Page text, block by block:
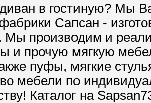
в гостиную? Мы
Сапсан -
Мы производим и
и прочую мягкую
пуфы, мягкие
мебели по
Каталог на